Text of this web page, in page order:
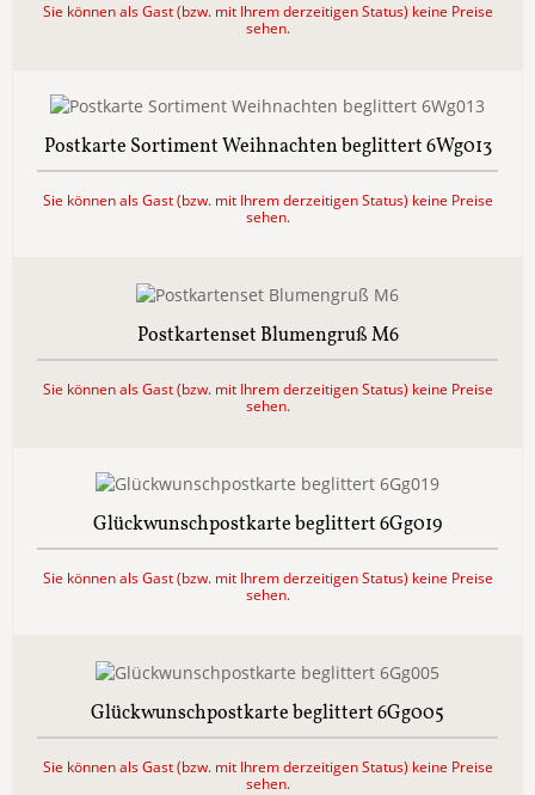
Sie können als Gast (bzw. mit Ihrem derzeitigen Status) keine Preise
sehen.
Postkarte Sortiment Weihnachten beglittert 6Wg013
Sie können als Gast (bzw. mit Ihrem derzeitigen Status) keine Preise
sehen.
Postkartenset Blumengruß M6
Sie können als Gast (bzw. mit Ihrem derzeitigen Status) keine Preise
sehen.
Glückwunschpostkarte beglittert 6Gg019
Sie können als Gast (bzw. mit Ihrem derzeitigen Status) keine Preise
sehen.
Glückwunschpostkarte beglittert 6Gg005
Sie können als Gast (bzw. mit Ihrem derzeitigen Status) keine Preise
sehen.